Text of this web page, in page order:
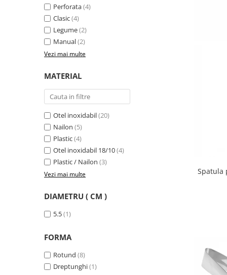
Decojitoare fructe si legume
Foarfece alimentare
Perii si bureti
Polonice, clesti, spatule, linguri
Seturi ustensile bucatarie
Strecuratori
Tocatoare de bucatarie
Adaptor plita
Cantare de bucatarie
Odorizant frigider
Pensule bucatarie
Perforata(4)
Clasic(4)
Legume(2)
Manual(2)
Vezi mai multe
MATERIAL
Otel inoxidabil(20)
Nailon (5)
Plastic(4)
Otel inoxidabil 18/10(4)
Plastic / Nailon (3)
Vezi mai multe
DIAMETRU ( CM )
5.5(1)
FORMA
Rotund (8)
Dreptunghi(1)
Spatula